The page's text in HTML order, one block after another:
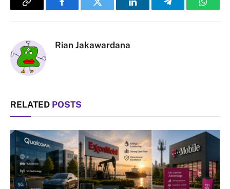
Copy
FacebookTwitter LinkedInTelegram
Rian Jakawardana
RELATED POSTS